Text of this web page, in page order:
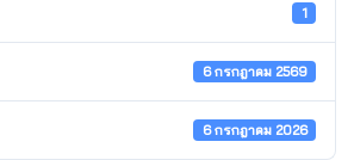
1
6 กรกฎาคม 2569
6 กรกฎาคม 2026